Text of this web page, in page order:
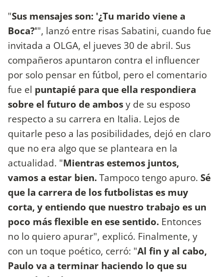
"Sus mensajes son: '¿Tu marido viene a
Boca?'", lanzó entre risas Sabatini, cuando fue
invitada a OLGA, el jueves 30 de abril. Sus
compañeros apuntaron contra el influencer
por solo pensar en fútbol, pero el comentario
fue el puntapié para que ella respondiera
sobre el futuro de ambosy de su esposo
respecto a su carrera en Italia. Lejos de
quitarle peso a las posibilidades, dejó en claro
que no era algo que se planteara en la
actualidad. "Mientras estemos juntos,
vamos a estar bien.Tampoco tengo apuro. Sé
que la carrera de los futbolistas es muy
corta, y entiendo que nuestro trabajo es un
poco más flexible en ese sentido. Entonces
no lo quiero apurar", explicó. Finalmente, y
con un toque poético, cerró: "Al fin y al cabo,
Paulo va a terminar haciendo lo que su